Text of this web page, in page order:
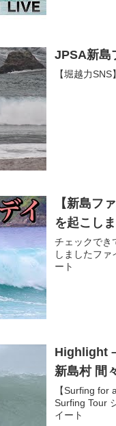
JPSA新島
【堀越力
【新島フ
を起こしま
チェックでき
しましたフ
ート
Highlight
新島村 間
【Surfing
Surfing Tour
イート